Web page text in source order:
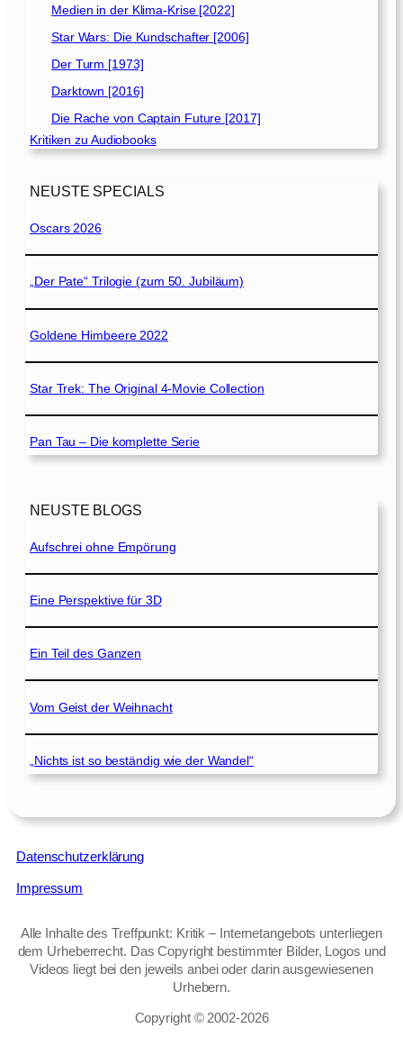
Medien in der Klima-Krise [2022]
Star Wars: Die Kundschafter [2006]
Der Turm [1973]
Darktown [2016]
Die Rache von Captain Future [2017]
Kritiken zu Audiobooks
NEUSTE SPECIALS
Oscars 2026
„Der Pate“ Trilogie (zum 50. Jubiläum)
Goldene Himbeere 2022
Star Trek: The Original 4-Movie Collection
Pan Tau – Die komplette Serie
NEUSTE BLOGS
Aufschrei ohne Empörung
Eine Perspektive für 3D
Ein Teil des Ganzen
Vom Geist der Weihnacht
„Nichts ist so beständig wie der Wandel“
Datenschutzerklärung
Impressum
Alle Inhalte des Treffpunkt: Kritik – Internetangebots unterliegen
dem Urheberrecht. Das Copyright bestimmter Bilder, Logos und
Videos liegt bei den jeweils anbei oder darin ausgewiesenen
Urhebern.
Copyright © 2002‑2026